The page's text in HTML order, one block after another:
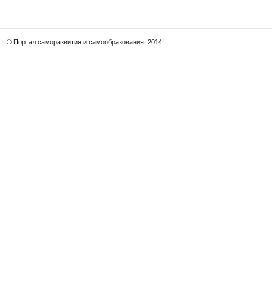
© Портал саморазвития и самообразования, 2014